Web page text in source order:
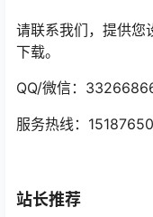
请联系我们，提供您
下载。
QQ/微信：
服务热线：
站长推荐